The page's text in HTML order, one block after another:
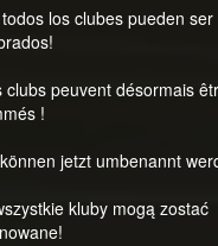
todos los clubes pueden ser
clubs peuvent désormais
!
jetzt umbenannt
kluby mogą zostać